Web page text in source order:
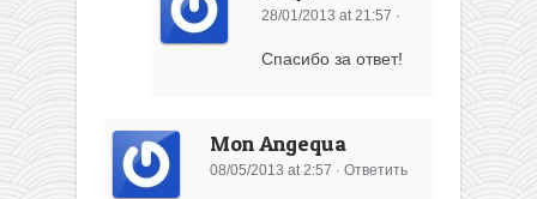
28/01/2013 at 21:57 ·
Спасибо за ответ!
Mon Angequa
08/05/2013 at 2:57 ·Ответить